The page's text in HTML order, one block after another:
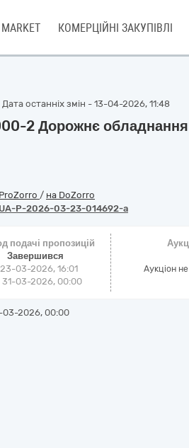
КОМЕРЦІЙНІ ЗАКУПІВЛІ
останніх змін - 13-04-2026, 11:48
2 Дорожнє
/ на DoZorro
UA-P-2026-03-23-014692-a
подачі пропозицій
Завершився
03-2026, 16:01
31-03-2026, 00:00
Аукціон
2026, 00:00